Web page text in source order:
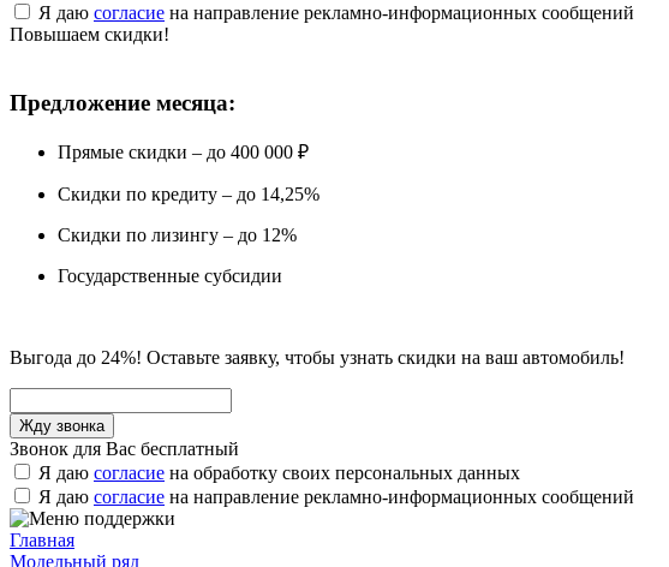
Я даю согласие на направление рекламно-информационных сообщений
Повышаем скидки!
Предложение месяца:
Прямые скидки – до 400 000 ₽
Скидки по кредиту – до 14,25%
Скидки по лизингу – до 12%
Государственные субсидии
Выгода до 24%! Оставьте заявку, чтобы узнать скидки на ваш автомобиль!
Звонок для Вас бесплатный
Я даю согласие на обработку своих персональных данных
Я даю согласие на направление рекламно-информационных сообщений
Главная
Модельный ряд